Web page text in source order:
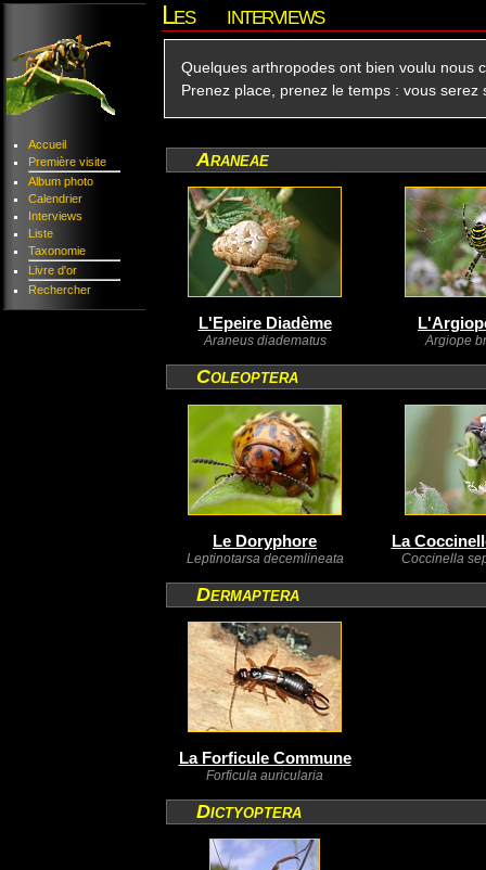
Accueil
Première visite
Album photo
Calendrier
Interviews
Liste
Taxonomie
Livre d'or
Rechercher
Les interviews
Quelques arthropodes ont bien voulu nous
Prenez place, prenez le temps : vous serez
Araneae
L'Epeire Diadème
Araneus diadematus Argiope
Coleoptera
Le Doryphore
Leptinotarsa decemlineata
La
Coccinella
Dermaptera
La Forficule Commune
Forficula auricularia
Dictyoptera